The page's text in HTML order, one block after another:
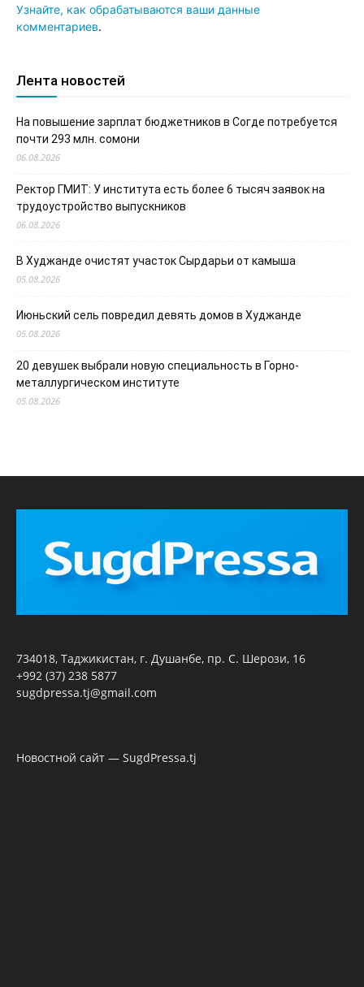
Узнайте, как обрабатываются ваши данные
комментариев.
Лента новостей
На повышение зарплат бюджетников в Согде потребуется
почти 293 млн. сомони
06.08.2026
Ректор ГМИТ: У института есть более 6 тысяч заявок на
трудоустройство выпускников
06.08.2026
В Худжанде очистят участок Сырдарьи от камыша
05.08.2026
Июньский сель повредил девять домов в Худжанде
05.08.2026
20 девушек выбрали новую специальность в Горно-
металлургическом институте
05.08.2026
734018, Таджикистан, г. Душанбе, пр. С. Шерози, 16
+992 (37) 238 5877
sugdpressa.tj@gmail.com
Новостной сайт — SugdPressa.tj